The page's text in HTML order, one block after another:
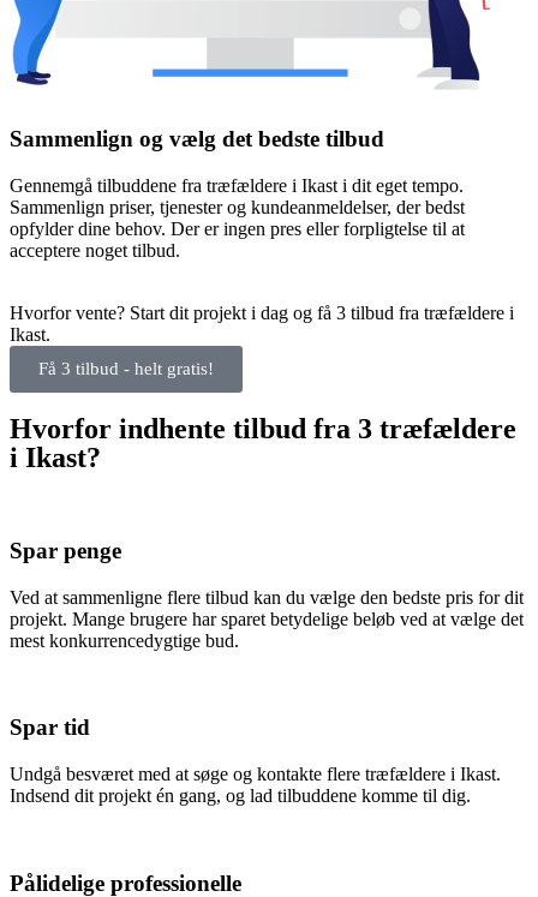
Sammenlign og vælg det bedste tilbud
Gennemgå tilbuddene fra træfældere i Ikast i dit eget tempo.
Sammenlign priser, tjenester og kundeanmeldelser, der bedst
opfylder dine behov. Der er ingen pres eller forpligtelse til at
acceptere noget tilbud.
Hvorfor vente? Start dit projekt i dag og få 3 tilbud fra træfældere i
Ikast.
Få 3 tilbud - helt gratis!
Hvorfor indhente tilbud fra 3 træfældere
i Ikast?
Spar penge
Ved at sammenligne flere tilbud kan du vælge den bedste pris for dit
projekt. Mange brugere har sparet betydelige beløb ved at vælge det
mest konkurrencedygtige bud.
Spar tid
Undgå besværet med at søge og kontakte flere træfældere i Ikast.
Indsend dit projekt én gang, og lad tilbuddene komme til dig.
Pålidelige professionelle